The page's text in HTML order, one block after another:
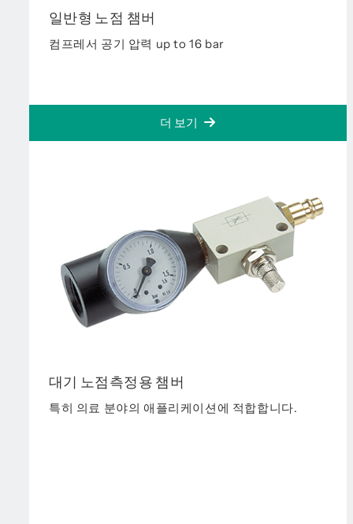
일반형 노점 챔버
컴프레서 공기 압력 up to 16 bar
더 보기
대기 노점측정용 챔버
특히 의료 분야의 애플리케이션에 적합합니다.